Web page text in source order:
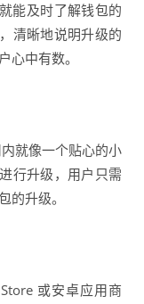
能及时了解钱包的
清晰地说明升级的
心中有数。
就像一个贴心的小
行升级，用户只需
的升级。
或安卓应用商